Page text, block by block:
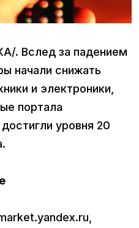
. Вслед за падением
начали снижать
и электроники,
портала
уровня 20